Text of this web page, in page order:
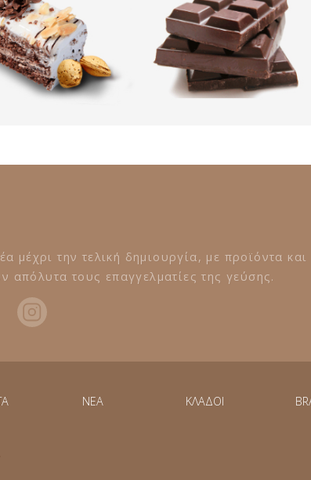
μέχρι την τελική δημιουργία, με προϊόντα και
τους επαγγελματίες της γεύσης.
NEA ΚΛΑΔΟΙ